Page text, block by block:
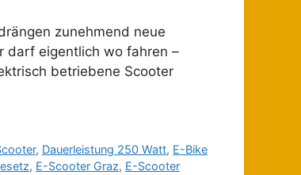
zunehmend neue
darf eigentlich wo fahren –
betriebene Scooter
, Dauerleistung 250 Watt, E-Bike
, E-Scooter Graz, E-Scooter